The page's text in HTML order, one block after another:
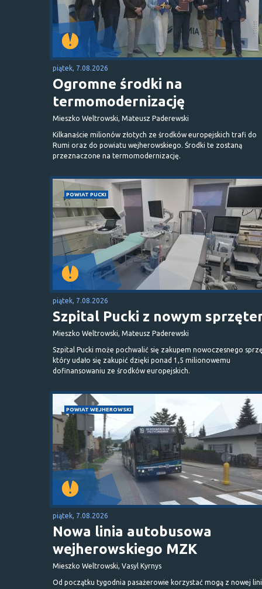
piątek, 7.08.2026
Ogromne środki na
termomodernizację
Mieszko Weltrowski, Mateusz Paderewski
Kilkanaście milionów złotych ze środków europejskich trafi do
Rumi oraz do powiatu wejherowskiego. Środki te zostaną
przeznaczone na termomodernizację.
POWIAT PUCKI
piątek, 7.08.2026
Szpital Pucki z nowym
Mieszko Weltrowski, Mateusz Paderewski
Szpital Pucki może pochwalić się zakupem nowoczesnego
który udało się zakupić dzięki ponad 1,5 milionowemu
dofinansowaniu ze środków europejskich.
POWIAT WEJHEROWSKI
piątek, 7.08.2026
Nowa linia autobusowa
wejherowskiego MZK
Mieszko Weltrowski, Vasyl Kyrnys
Od początku tygodnia pasażerowie korzystać mogą z nowej